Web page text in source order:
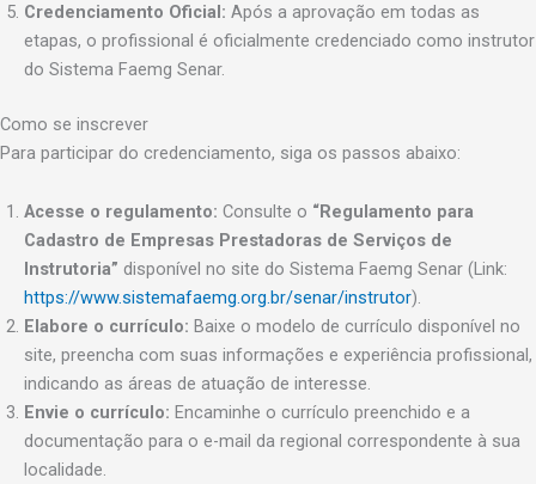
Credenciamento Oficial: Após a aprovação em todas as
etapas, o profissional é oficialmente credenciado como instrutor
do Sistema Faemg Senar.
Como se inscrever
Para participar do credenciamento, siga os passos abaixo:
Acesse o regulamento: Consulte o “Regulamento para
Cadastro de Empresas Prestadoras de Serviços de
Instrutoria” disponível no site do Sistema Faemg Senar (Link:
https://www.sistemafaemg.org.br/senar/instrutor).
Elabore o currículo: Baixe o modelo de currículo disponível no
site, preencha com suas informações e experiência profissional,
indicando as áreas de atuação de interesse.
Envie o currículo: Encaminhe o currículo preenchido e a
documentação para o e-mail da regional correspondente à sua
localidade.